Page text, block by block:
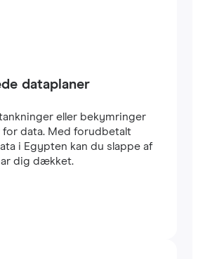
din mobil, og i løbet af få
dataplaner
eller bekymringer
data. Med forudbetalt
i Egypten kan du slappe af
dig dækket.